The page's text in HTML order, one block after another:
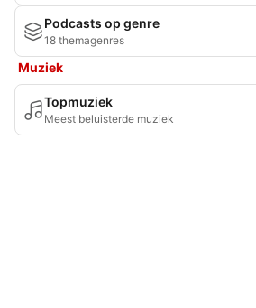
Podcasts op genre
18 themagenres
Muziek
Topmuziek
Meest beluisterde muziek